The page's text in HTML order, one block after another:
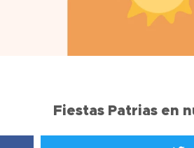
Fiestas Patrias en